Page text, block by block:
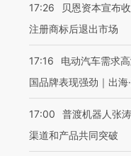
17:26
贝恩资本宣布
注册商标后退出市场
17:16
电动汽车需求
国品牌表现强劲｜出海
17:00
普渡机器人张
渠道和产品共同突破